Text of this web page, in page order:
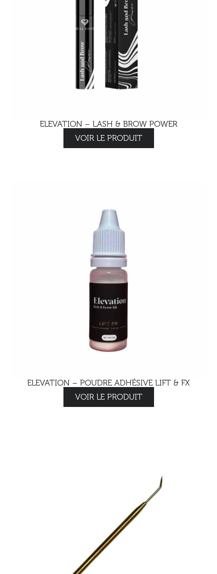
ELEVATION – LASH & BROW POWER
VOIR LE PRODUIT
ELEVATION – POUDRE ADHÉSIVE LIFT & FX
VOIR LE PRODUIT